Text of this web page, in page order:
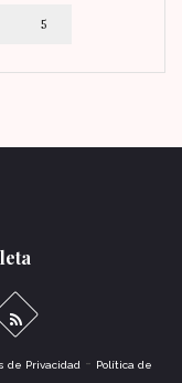
5
de Privacidad - Política de